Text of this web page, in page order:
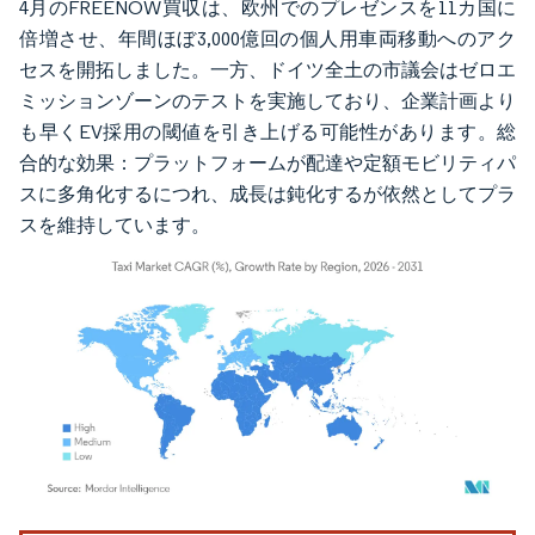
4月のFREENOW買収は、欧州でのプレゼンスを11カ国に
倍増させ、年間ほぼ3,000億回の個人用車両移動へのアク
セスを開拓しました。一方、ドイツ全土の市議会はゼロエ
ミッションゾーンのテストを実施しており、企業計画より
も早くEV採用の閾値を引き上げる可能性があります。総
合的な効果：プラットフォームが配達や定額モビリティパ
スに多角化するにつれ、成長は鈍化するが依然としてプラ
スを維持しています。